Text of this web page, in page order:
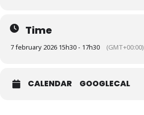
Time
7 february 2026 15h30 - 17h30 (GMT+00:00)
CALENDAR GOOGLECAL